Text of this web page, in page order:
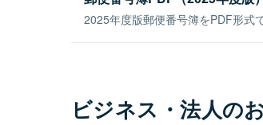
2025年度版郵便番号簿をPDF形式
ビジネス・法人の